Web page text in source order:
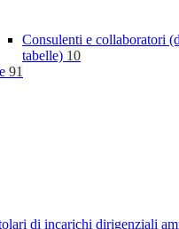
Consulenti e collaboratori
tabelle) 10
91
di incarichi dirigenziali